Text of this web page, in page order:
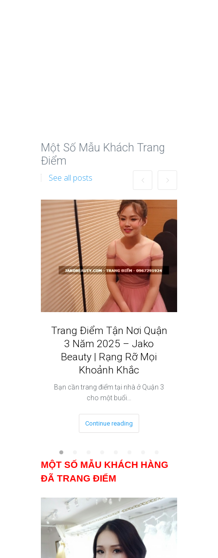
Một Số Mẫu Khách Trang
Điểm
See all posts
Trang Điểm Tận Nơi Quận
3 Năm 2025 – Jako
Beauty | Rạng Rỡ Mọi
Khoảnh Khắc
Bạn cần trang điểm tại nhà ở Quận 3
cho một buổi…
Continue reading
MỘT SỐ MẪU KHÁCH HÀNG
ĐÃ TRANG ĐIỂM